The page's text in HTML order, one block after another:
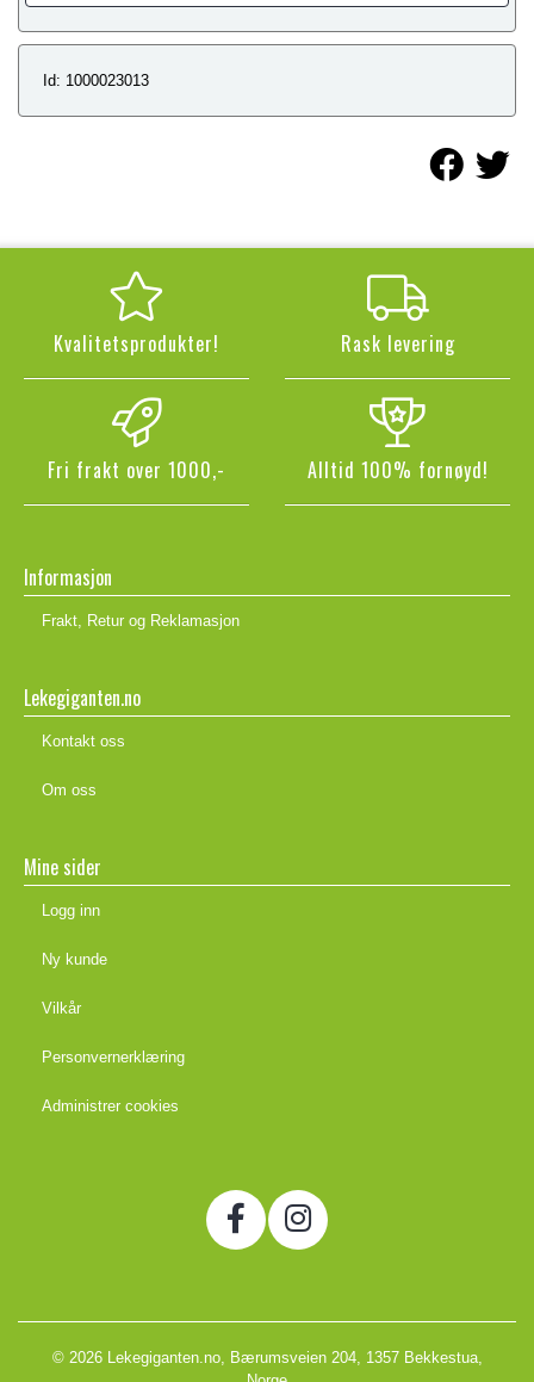
Id: 1000023013
Kvalitetsprodukter! Rask levering
Fri frakt over 1000,- Alltid 100% fornøyd!
Informasjon
Frakt, Retur og Reklamasjon
Lekegiganten.no
Kontakt oss
Om oss
Mine sider
Logg inn
Ny kunde
Vilkår
Personvernerklæring
Administrer cookies
© 2026 Lekegiganten.no, Bærumsveien 204, 1357 Bekkestua,